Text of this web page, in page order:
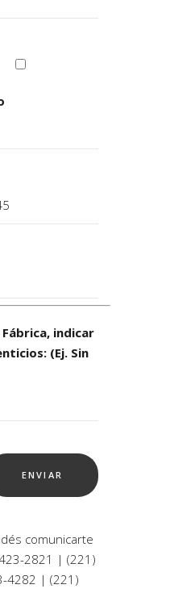
indicar
(Ej. Sin
comunicarte
2821 | (221)
4282 | (221)